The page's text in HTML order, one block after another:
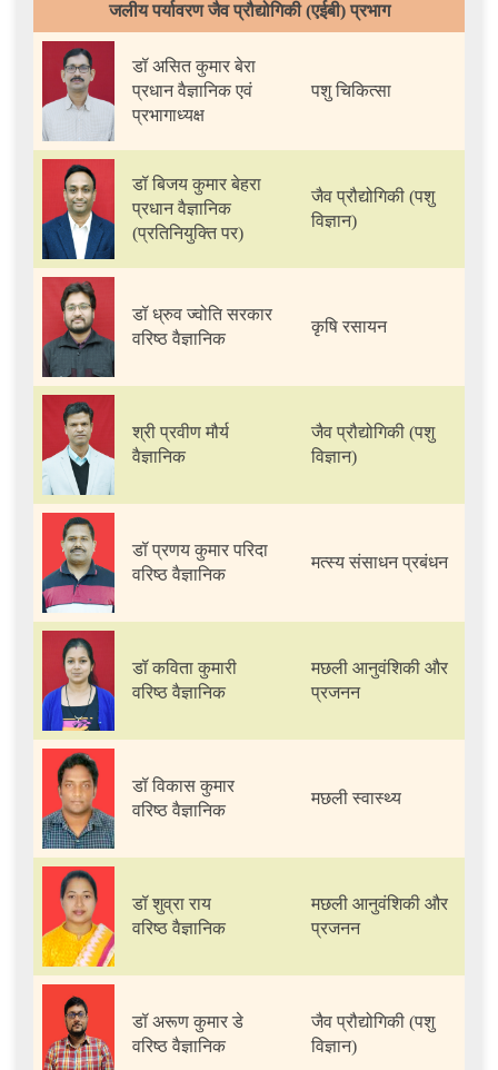
जलीय पर्यावरण जैव प्रौद्योगिकी (एईबी) प्रभाग
डॉ असित कुमार बेरा
प्रधान वैज्ञानिक एवं
प्रभागाध्यक्ष
पशु चिकित्सा
डॉ बिजय कुमार बेहरा
प्रधान वैज्ञानिक
(प्रतिनियुक्ति पर)
जैव प्रौद्योगिकी (पशु
विज्ञान)
डॉ ध्रुव ज्वोति सरकार
वरिष्ठ वैज्ञानिक
कृषि रसायन
श्री प्रवीण मौर्य
वैज्ञानिक
जैव प्रौद्योगिकी (पशु
विज्ञान)
डॉ प्रणय कुमार परिदा
वरिष्ठ वैज्ञानिक
मत्स्य संसाधन प्रबंधन
डॉ कविता कुमारी
वरिष्ठ वैज्ञानिक
मछली आनुवंशिकी और
प्रजनन
डॉ विकास कुमार
वरिष्ठ वैज्ञानिक
मछली स्वास्थ्य
डॉ शुव्रा राय
वरिष्ठ वैज्ञानिक
मछली आनुवंशिकी और
प्रजनन
डॉ अरूण कुमार डे
वरिष्ठ वैज्ञानिक
जैव प्रौद्योगिकी (पशु
विज्ञान)